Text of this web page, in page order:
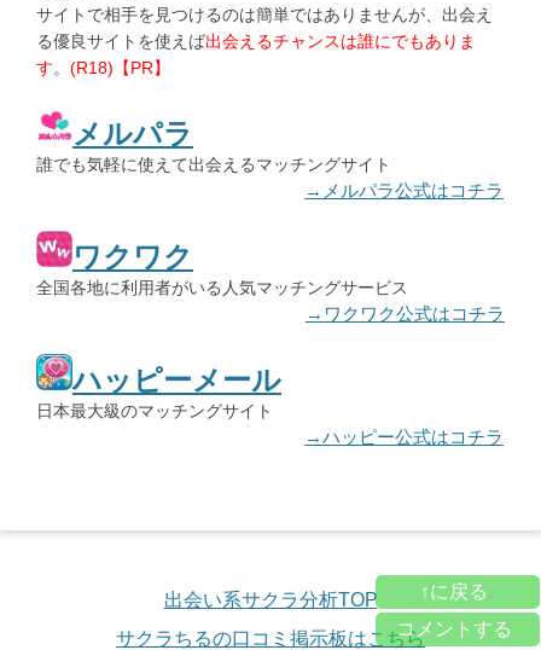
サイトで相手を見つけるのは簡単ではありませんが、出会え
る優良サイトを使えば出会えるチャンスは誰にでもありま
す。 (R18)【PR】
メルパラ
誰でも気軽に使えて出会えるマッチングサイト
→メルパラ公式はコチラ
ワクワク
全国各地に利用者がいる人気マッチングサービス
→ワクワク公式はコチラ
ハッピーメール
日本最大級のマッチングサイト
→ハッピー公式はコチラ
出会い系サクラ分析TOP
サクラちるの口コミ掲示板はこちら
↑に戻る
コメントする